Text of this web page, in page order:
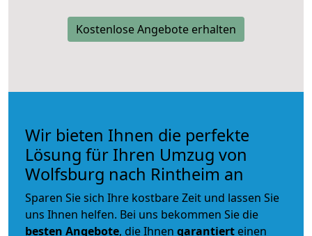
Kostenlose Angebote erhalten
Wir bieten Ihnen die perfekte
Lösung für Ihren Umzug von
Wolfsburg nach Rintheim an
Sparen Sie sich Ihre kostbare Zeit und lassen Sie
uns Ihnen helfen. Bei uns bekommen Sie die
besten Angebote, die Ihnen garantiert einen